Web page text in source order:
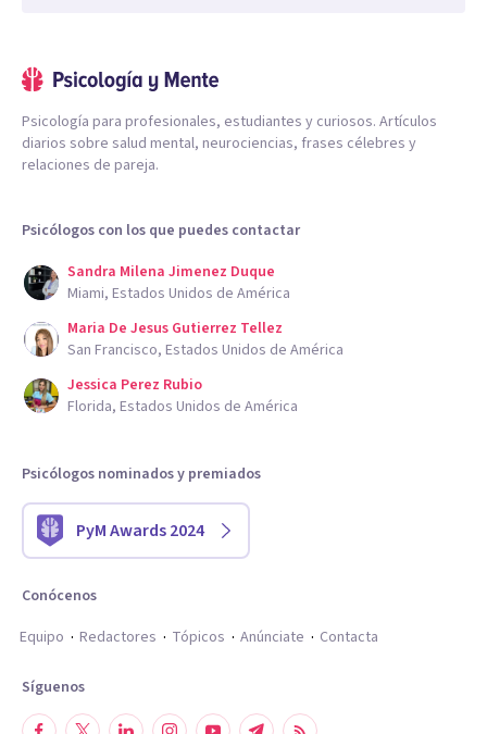
Psicología para profesionales, estudiantes y curiosos. Artículos
diarios sobre salud mental, neurociencias, frases célebres y
relaciones de pareja.
Psicólogos con los que puedes contactar
Sandra Milena Jimenez Duque
Miami, Estados Unidos de América
Maria De Jesus Gutierrez Tellez
San Francisco, Estados Unidos de América
Jessica Perez Rubio
Florida, Estados Unidos de América
Psicólogos nominados y premiados
PyM Awards 2024
Conócenos
Equipo
Redactores Tópicos Anúnciate Contacta
Síguenos